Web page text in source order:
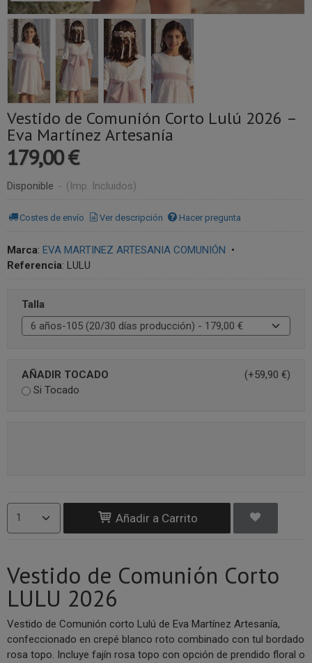
Vestido de Comunión Corto Lulú 2026 –
Eva Martínez Artesanía
179,00 €
Disponible - (Imp. Incluidos)
Costes de envío Ver descripción Hacer pregunta
Marca: EVA MARTINEZ ARTESANIA COMUNIÓN •
Referencia: LULU
Talla
AÑADIR TOCADO
(+59,90 €)
Si Tocado
Añadir a Carrito
Vestido de Comunión Corto
LULU 2026
Vestido de Comunión corto Lulú de Eva Martínez Artesanía,
confeccionado en crepé blanco roto combinado con tul bordado
rosa topo. Incluye fajín rosa topo con opción de prendido floral o